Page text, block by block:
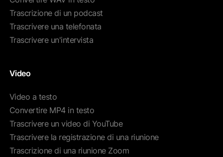
Trascrizione di un podcast
Trascrivere una telefonata
Trascrivere un'intervista
Video
Video a testo
Convertire MP4 in testo
Trascrivere un video di YouTube
Trascrivere la registrazione di una riunione
Trascrizione di una riunione Zoom